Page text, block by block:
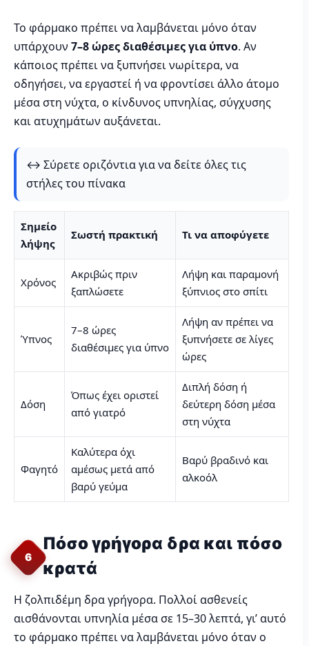
Το φάρμακο πρέπει να λαμβάνεται μόνο όταν
υπάρχουν 7–8 ώρες διαθέσιμες για ύπνο. Αν
κάποιος πρέπει να ξυπνήσει νωρίτερα, να
οδηγήσει, να εργαστεί ή να φροντίσει άλλο άτομο
μέσα στη νύχτα, ο κίνδυνος υπνηλίας, σύγχυσης
και ατυχημάτων αυξάνεται.
↔️ Σύρετε οριζόντια για να δείτε όλες τις
στήλες του πίνακα
Σημείο
λήψης
Σωστή πρακτική Τι να αποφύγετε
Χρόνος
Ακριβώς πριν
ξαπλώσετε
Λήψη και παραμονή
ξύπνιος στο σπίτι
Ύπνος
7–8 ώρες
διαθέσιμες για ύπνο
Λήψη αν πρέπει να
ξυπνήσετε σε λίγες
ώρες
Δόση
Όπως έχει οριστεί
από γιατρό
Διπλή δόση ή
δεύτερη δόση μέσα
στη νύχτα
Φαγητό
Καλύτερα όχι
αμέσως μετά από
βαρύ γεύμα
Βαρύ βραδινό και
αλκοόλ
6
Πόσο γρήγορα δρα και πόσο
κρατά
Η ζολπιδέμη δρα γρήγορα. Πολλοί ασθενείς
αισθάνονται υπνηλία μέσα σε 15–30 λεπτά, γι’ αυτό
το φάρμακο πρέπει να λαμβάνεται μόνο όταν ο